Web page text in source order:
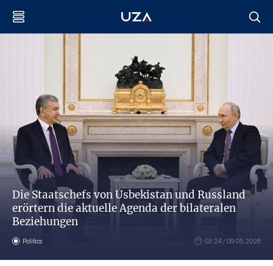
Die Staatschefs von Usbekistan und Russland
erörtern die aktuelle Agenda der bilateralen
Beziehungen
Politics 03:24 / 09.05.2026